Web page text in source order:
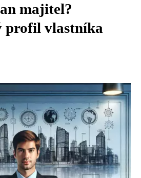
majitel?
profil vlastníka